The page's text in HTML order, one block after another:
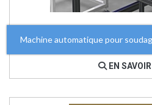
Machine automatique pour
EN